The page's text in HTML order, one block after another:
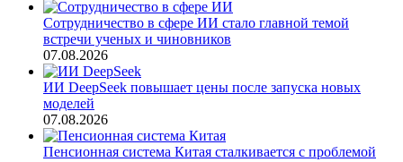
Сотрудничество в сфере ИИ стало главной темой
встречи ученых и чиновников
07.08.2026
ИИ DeepSeek повышает цены после запуска новых
моделей
07.08.2026
Пенсионная система Китая сталкивается с проблемой